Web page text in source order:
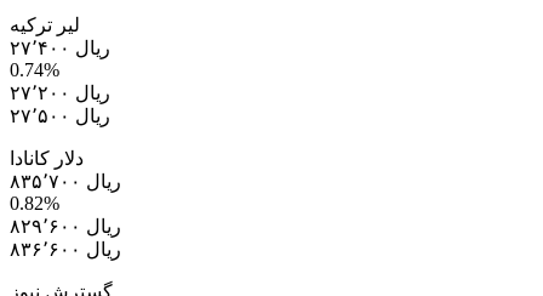
لیر ترکیه
۲۷٬۴۰۰ ریال
0.74%
۲۷٬۲۰۰ ریال
۲۷٬۵۰۰ ریال
دلار کانادا
۸۳۵٬۷۰۰ ریال
0.82%
۸۲۹٬۶۰۰ ریال
۸۳۶٬۶۰۰ ریال
گسترش نیوز